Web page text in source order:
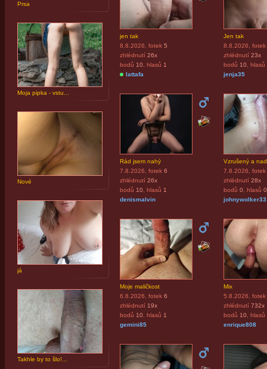
Prsa
Moja pipka - vstu...
Nové
já
Takhle by to šlo!...
jen tak
8.8.2026 , fotek 5
zhlédnutí 26x
bodů 10, hlasů 1
lattafa
Jen tak
8.8.2026 , fotek
zhlédnutí 23x
bodů 10, hlasů
jenja35
Rád jsem nahý
7.8.2026 , fotek 6
zhlédnutí 26x
bodů 10, hlasů 1
denismalvin
Vzrušený a
7.8.2026 , fotek
zhlédnutí 28x
bodů 0, hlasů 0
johnywolker33
Moje maličkost
6.8.2026 , fotek 6
zhlédnutí 19x
bodů 10, hlasů 1
gemini85
Mix
5.8.2026 , fotek
zhlédnutí 732x
bodů 10, hlasů
enrique808